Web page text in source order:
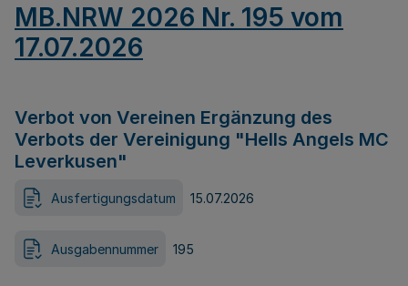
MB.NRW 2026 Nr. 195 vom
17.07.2026
Verbot von Vereinen Ergänzung des
Verbots der Vereinigung "Hells Angels MC
Leverkusen"
Ausfertigungsdatum 15.07.2026
Ausgabennummer 195